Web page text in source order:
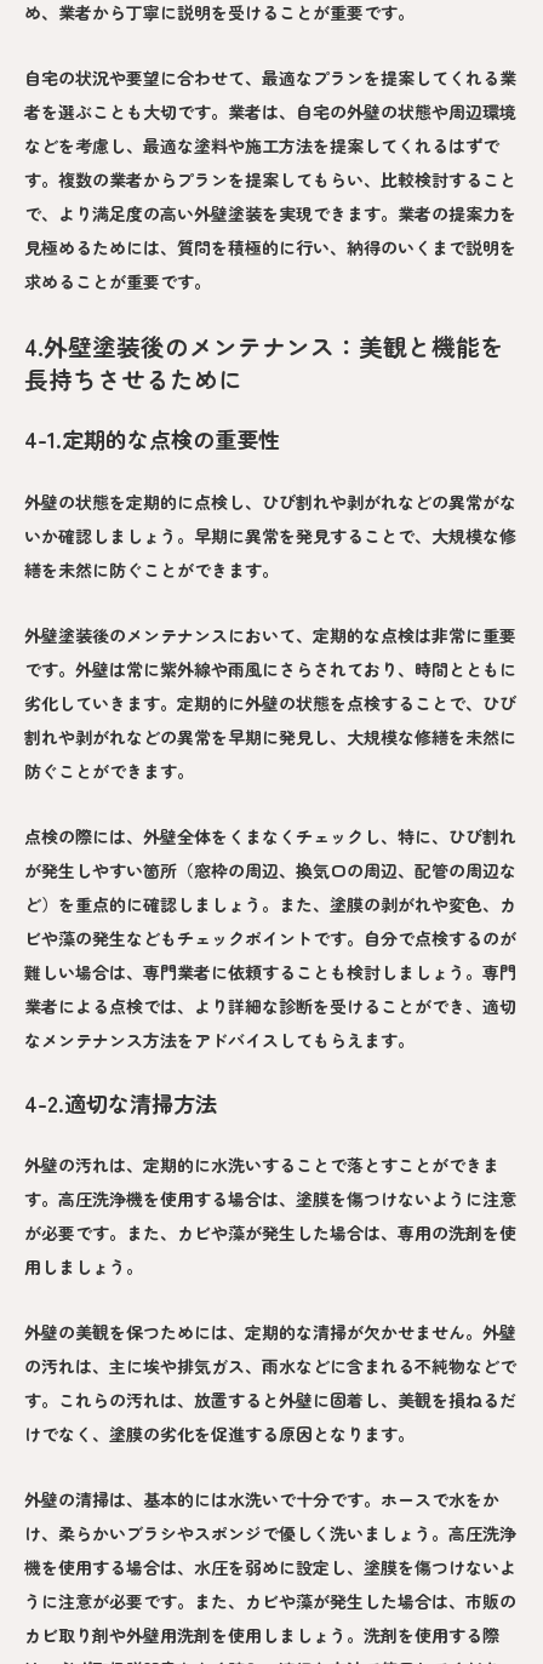
め、業者から丁寧に説明を受けることが重要です。
自宅の状況や要望に合わせて、最適なプランを提案してくれる業
者を選ぶことも大切です。業者は、自宅の外壁の状態や周辺環境
などを考慮し、最適な塗料や施工方法を提案してくれるはずで
す。複数の業者からプランを提案してもらい、比較検討すること
で、より満足度の高い外壁塗装を実現できます。業者の提案力を
見極めるためには、質問を積極的に行い、納得のいくまで説明を
求めることが重要です。
4.外壁塗装後のメンテナンス：美観と機能を
長持ちさせるために
4-1.定期的な点検の重要性
外壁の状態を定期的に点検し、ひび割れや剥がれなどの異常がな
いか確認しましょう。早期に異常を発見することで、大規模な修
繕を未然に防ぐことができます。
外壁塗装後のメンテナンスにおいて、定期的な点検は非常に重要
です。外壁は常に紫外線や雨風にさらされており、時間とともに
劣化していきます。定期的に外壁の状態を点検することで、ひび
割れや剥がれなどの異常を早期に発見し、大規模な修繕を未然に
防ぐことができます。
点検の際には、外壁全体をくまなくチェックし、特に、ひび割れ
が発生しやすい箇所（窓枠の周辺、換気口の周辺、配管の周辺な
ど）を重点的に確認しましょう。また、塗膜の剥がれや変色、カ
ビや藻の発生などもチェックポイントです。自分で点検するのが
難しい場合は、専門業者に依頼することも検討しましょう。専門
業者による点検では、より詳細な診断を受けることができ、適切
なメンテナンス方法をアドバイスしてもらえます。
4-2.適切な清掃方法
外壁の汚れは、定期的に水洗いすることで落とすことができま
す。高圧洗浄機を使用する場合は、塗膜を傷つけないように注意
が必要です。また、カビや藻が発生した場合は、専用の洗剤を使
用しましょう。
外壁の美観を保つためには、定期的な清掃が欠かせません。外壁
の汚れは、主に埃や排気ガス、雨水などに含まれる不純物などで
す。これらの汚れは、放置すると外壁に固着し、美観を損ねるだ
けでなく、塗膜の劣化を促進する原因となります。
外壁の清掃は、基本的には水洗いで十分です。ホースで水をか
け、柔らかいブラシやスポンジで優しく洗いましょう。高圧洗浄
機を使用する場合は、水圧を弱めに設定し、塗膜を傷つけないよ
うに注意が必要です。また、カビや藻が発生した場合は、市販の
カビ取り剤や外壁用洗剤を使用しましょう。洗剤を使用する際